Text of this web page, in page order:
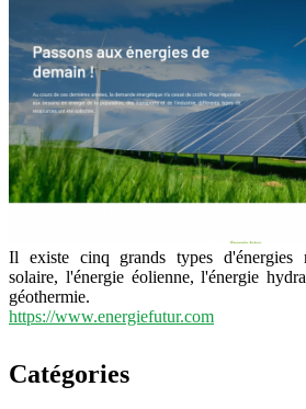
Il existe cinq grands types d'énergies
solaire, l'énergie éolienne, l'énergie
géothermie.
https://www.energiefutur.com
Catégories